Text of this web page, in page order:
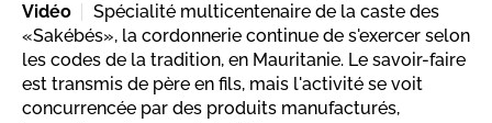
Vidéo
Spécialité multicentenaire de la caste des
«Sakébés», la cordonnerie continue de s'exercer selon
les codes de la tradition, en Mauritanie. Le savoir-faire
est transmis de père en fils, mais l'activité se voit
concurrencée par des produits manufacturés,